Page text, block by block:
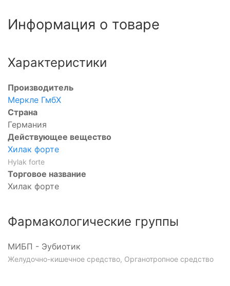
Информация о товаре
Характеристики
Производитель
Меркле ГмбХ
Страна
Германия
Действующее вещество
Хилак форте
Hylak forte
Торговое название
Хилак форте
Фармакологические группы
МИБП - Эубиотик
Желудочно-кишечное средство, Органотропное средство